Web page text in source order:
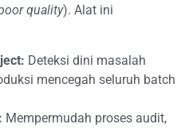
quality). Alat ini
Deteksi dini masalah
mencegah seluruh batch
Mempermudah proses audit,